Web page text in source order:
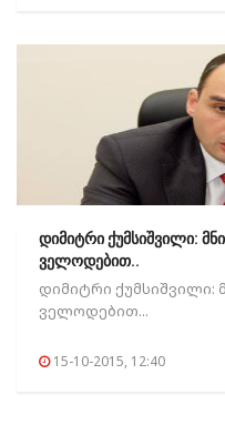
დიმიტრი ქუმსიშვილი:
ველოდებით..
დიმიტრი ქუმსიშვილი:
ველოდებით...
15-10-2015, 12:40